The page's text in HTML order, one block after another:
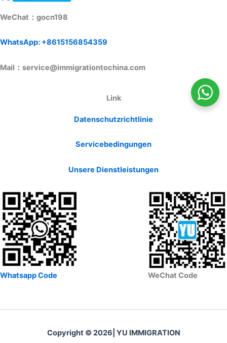
WeChat：gocn198
WhatsApp: +8615156854359
Mail：service@immigrationtochina.com
Link
Datenschutzrichtlinie
Servicebedingungen
Unsere Dienstleistungen
Whatsapp Code WeChat Code
Copyright © 2026| YU IMMIGRATION